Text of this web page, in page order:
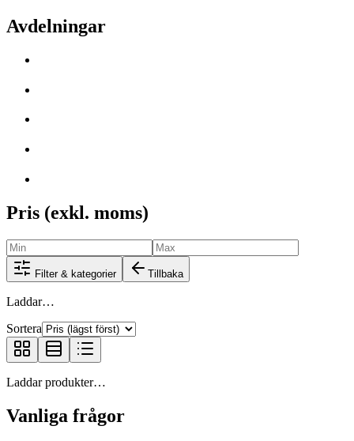
Avdelningar
Pris (exkl. moms)
Filter & kategorier Tillbaka
Laddar…
Sortera
Laddar produkter…
Vanliga frågor